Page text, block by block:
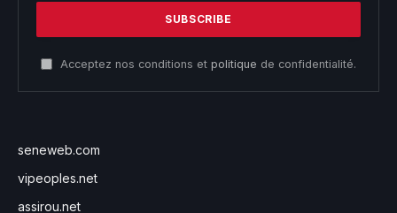
Acceptez nos conditions et politique de confidentialité.
seneweb.com
vipeoples.net
assirou.net